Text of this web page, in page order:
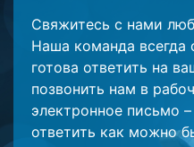
Свяжитесь с нами
Наша команда
готова ответить на
позвонить нам в
электронное письмо
ответить как можно